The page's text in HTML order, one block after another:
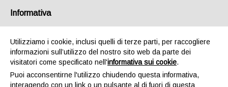
Informativa
Utilizziamo i cookie, inclusi quelli di terze parti, per raccogliere
informazioni sull’utilizzo del nostro sito web da parte dei
visitatori come specificato nell'informativa sui cookie.
Puoi acconsentirne l'utilizzo chiudendo questa informativa,
interagendo con un link o un pulsante al di fuori di questa